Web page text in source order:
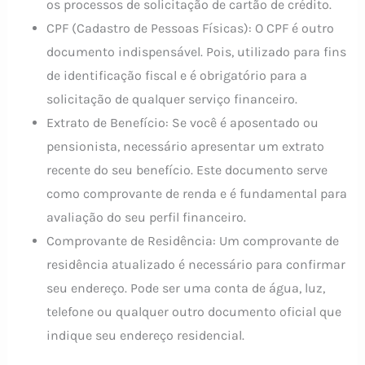
os processos de solicitação de cartão de crédito.
CPF (Cadastro de Pessoas Físicas): O CPF é outro
documento indispensável. Pois, utilizado para fins
de identificação fiscal e é obrigatório para a
solicitação de qualquer serviço financeiro.
Extrato de Benefício: Se você é aposentado ou
pensionista, necessário apresentar um extrato
recente do seu benefício. Este documento serve
como comprovante de renda e é fundamental para
avaliação do seu perfil financeiro.
Comprovante de Residência: Um comprovante de
residência atualizado é necessário para confirmar
seu endereço. Pode ser uma conta de água, luz,
telefone ou qualquer outro documento oficial que
indique seu endereço residencial.